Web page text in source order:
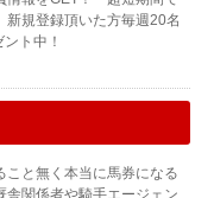
規登録頂いた方毎週20名
ト中！
こと無く本当に馬券になる
舎関係者や騎手エージェン